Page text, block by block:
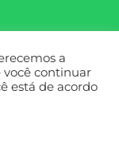
a
você continuar
está de acordo